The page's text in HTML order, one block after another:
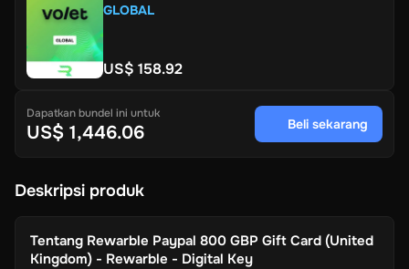
GLOBAL
US$ 158.92
Dapatkan bundel ini untuk
US$ 1,446.06 Beli sekarang
Deskripsi produk
Tentang Rewarble Paypal 800 GBP Gift Card (United
Kingdom) - Rewarble - Digital Key